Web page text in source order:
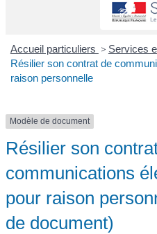
Accueil particuliers > Services
Résilier son contrat de
raison personnelle
Modèle de document
Résilier son
communications
pour raison
de document)